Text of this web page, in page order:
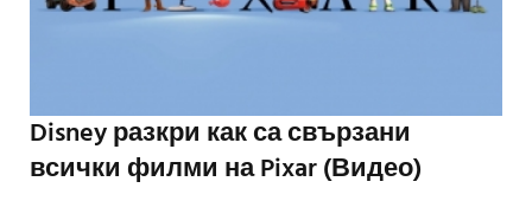
Disney разкри как са свързани
всички филми на Pixar (Видео)